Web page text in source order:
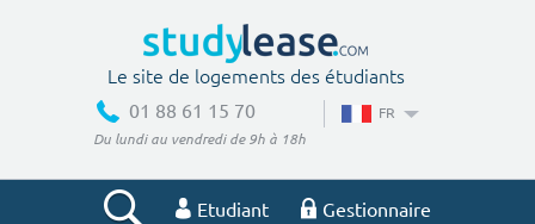
Le site de logements des étudiants
01 88 61 15 70
Du lundi au vendredi de 9h à 18h
FR
Etudiant Gestionnaire